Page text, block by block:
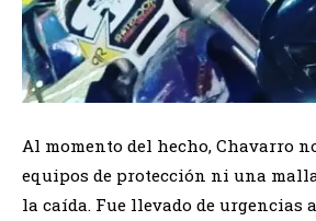
Al momento del hecho, Chavarro
equipos de protección ni una
la caída. Fue llevado de urgencias